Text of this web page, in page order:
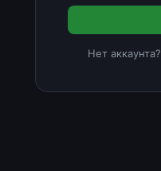
Нет аккаунта?